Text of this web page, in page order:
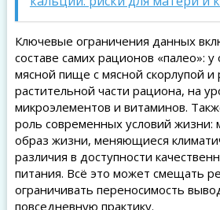
Ключевые ограничения данных
составе самих рационов «палео»:
мясной пище с мясной скорлупой
растительной части рациона, на
микроэлементов и витаминов.
роль современных условий жизни:
образ жизни, меняющиеся
различия в доступности
питания. Всё это может смещать
ограничивать переносимость
повседневную практику.